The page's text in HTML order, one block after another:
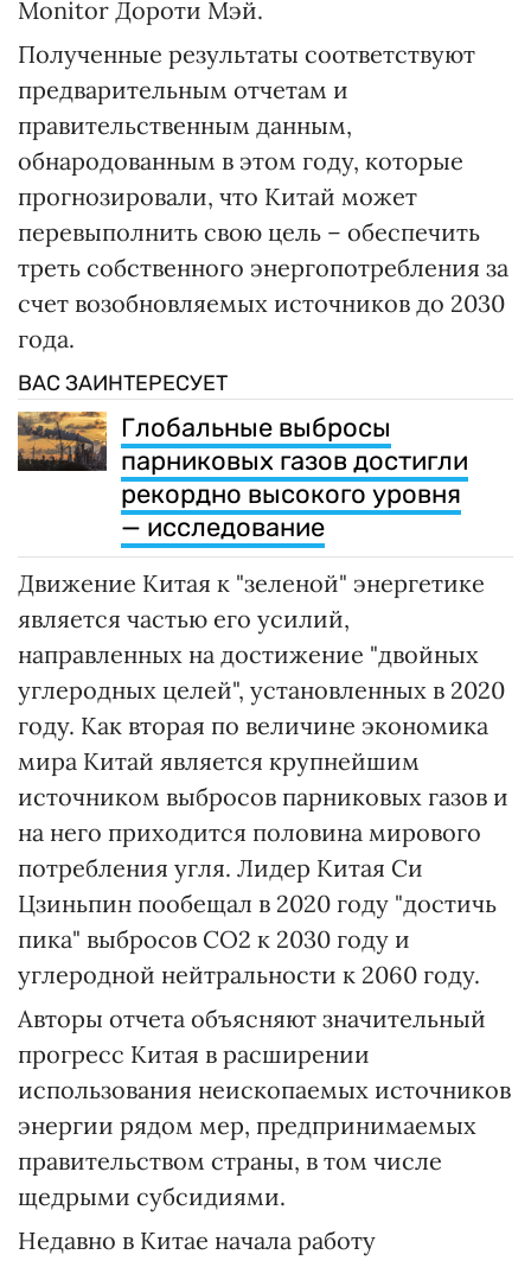
Monitor Дороти Мэй.
Полученные результаты соответствуют
предварительным отчетам и
правительственным данным,
обнародованным в этом году, которые
прогнозировали, что Китай может
перевыполнить свою цель – обеспечить
треть собственного энергопотребления за
счет возобновляемых источников до 2030
года.
ВАС ЗАИНТЕРЕСУЕТ
Глобальные выбросы
парниковых газов достигли
рекордно высокого уровня
— исследование
Движение Китая к "зеленой" энергетике
является частью его усилий,
направленных на достижение "двойных
углеродных целей", установленных в 2020
году. Как вторая по величине экономика
мира Китай является крупнейшим
источником выбросов парниковых газов и
на него приходится половина мирового
потребления угля. Лидер Китая Си
Цзиньпин пообещал в 2020 году "достичь
пика" выбросов CO2 к 2030 году и
углеродной нейтральности к 2060 году.
Авторы отчета объясняют значительный
прогресс Китая в расширении
использования неископаемых источников
энергии рядом мер, предпринимаемых
правительством страны, в том числе
щедрыми субсидиями.
Недавно в Китае начала работу